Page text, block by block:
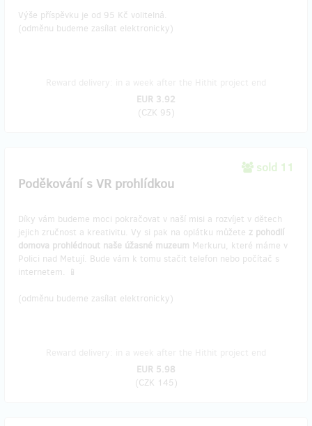
Výše příspěvku je od 95 Kč volitelná.
(odměnu budeme zasílat elektronicky)
EUR 3.92
(CZK 95)
sold 11
Poděkování s VR prohlídkou
Díky vám budeme moci pokračovat v naší misi a rozvíjet v dětech
jejich zručnost a kreativitu. Vy si pak na oplátku můžete z pohodlí
domova prohlédnout naše úžasné muzeum Merkuru, které máme v
Polici nad Metují. Bude vám k tomu stačit telefon nebo počítač s
internetem. 📱
(odměnu budeme zasílat elektronicky)
EUR 5.98
(CZK 145)